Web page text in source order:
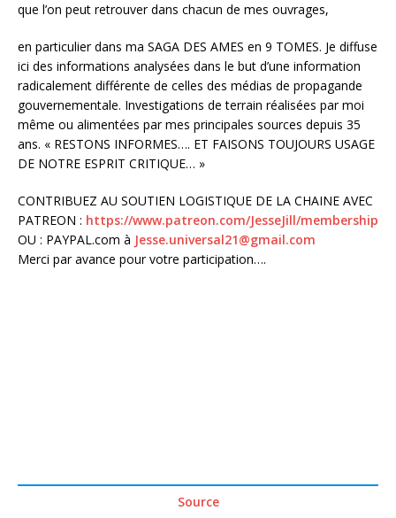
que l’on peut retrouver dans chacun de mes ouvrages,
en particulier dans ma SAGA DES AMES en 9 TOMES. Je diffuse
ici des informations analysées dans le but d’une information
radicalement différente de celles des médias de propagande
gouvernementale. Investigations de terrain réalisées par moi
même ou alimentées par mes principales sources depuis 35
ans. « RESTONS INFORMES…. ET FAISONS TOUJOURS USAGE
DE NOTRE ESPRIT CRITIQUE… »
CONTRIBUEZ AU SOUTIEN LOGISTIQUE DE LA CHAINE AVEC
PATREON : https://www.patreon.com/JesseJill/membership
OU : PAYPAL.com à Jesse.universal21@gmail.com
Merci par avance pour votre participation….
Source